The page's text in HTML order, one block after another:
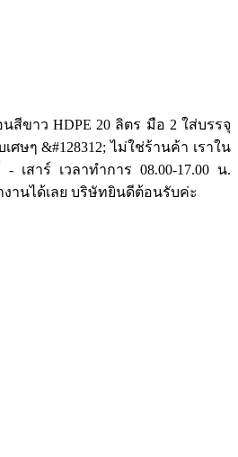
นสีขาว HDPE 20 ลิตร มือ 2 ใส่บรรจุ
ษๆ &#128312; ไม่ใช่ร้านค้า เราใน
เสาร์ เวลาทำการ 08.00-17.00 น.
งานได้เลย บริษัทยินดีต้อนรับค่ะ